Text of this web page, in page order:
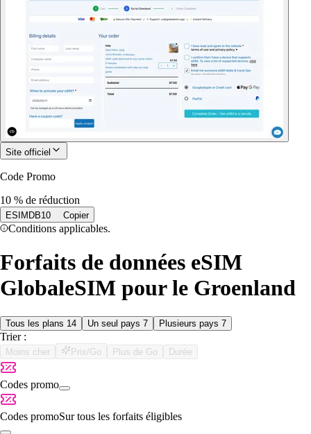
Site officiel
Code Promo
10 % de réduction
ESIMDB10 Copier
Conditions applicables.
Forfaits de données eSIM
GlobaleSIM pour le Groenland
Tous les plans 14 Un seul pays 7 Plusieurs pays 7
Trier :
Moins cher Prix/Go Plus de Go Durée
Codes promo
Codes promoSur tous les forfaits éligibles